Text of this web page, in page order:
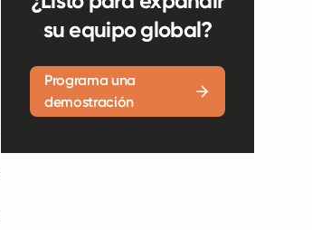
su equipo global?
Programa una
demostración